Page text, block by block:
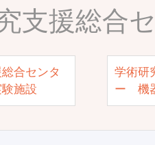
支援総合
合センタ
施設
学術研
ー 機